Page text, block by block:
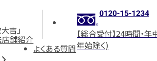
吉」
0120-15-1234
【総合受付】24時間・
年始除く)
店舗紹介
よくある質問